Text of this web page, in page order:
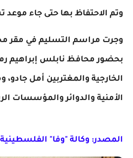
وتم الاحتفاظ بها حتى جاء موعد
وجرت مراسم التسليم في مقر
بحضور محافظ نابلس إبراهيم
الخارجية والمغتربين أمل جادو،
الأمنية والدوائر والمؤسسات
المصدر: وكالة "وفا" الفلسطينية